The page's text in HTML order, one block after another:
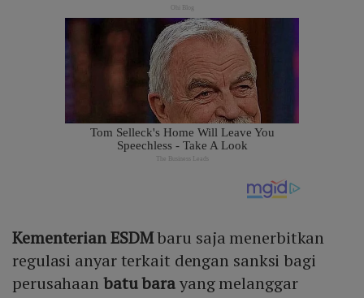
Kementerian ESDMbaru saja menerbitkan
regulasi anyar terkait dengan sanksi bagi
perusahaan batu barayang melanggar